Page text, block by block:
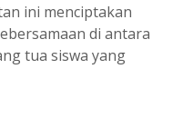
ini menciptakan
di antara
tua siswa yang